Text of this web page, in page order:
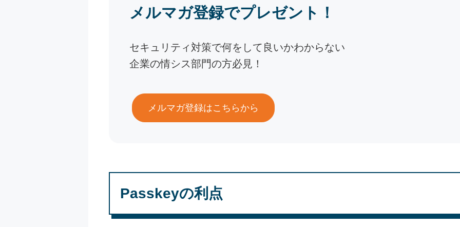
メルマガ登録でプレゼント！
セキュリティ対策で何をして良いかわからない
企業の情シス部門の方必見！
メルマガ登録はこちらから
Passkeyの利点